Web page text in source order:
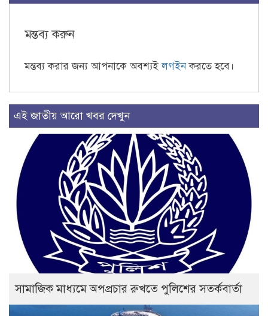
মন্তব্য করুন
মন্তব্য করার জন্য আপনাকে অবশ্যইলগইনকরতে হবে।
এই জাতীয় আরো খবর দেখুন
সামাজিক মাধ্যমে অপপ্রচার রুখতে পুলিশের সতর্কবার্তা